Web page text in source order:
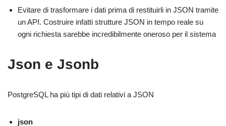
Evitare di trasformare i dati prima di restituirli in JSON tramite
un API. Costruire infatti strutture JSON in tempo reale su
ogni richiesta sarebbe incredibilmente oneroso per il sistema
Json e Jsonb
PostgreSQL ha più tipi di dati relativi a JSON
json